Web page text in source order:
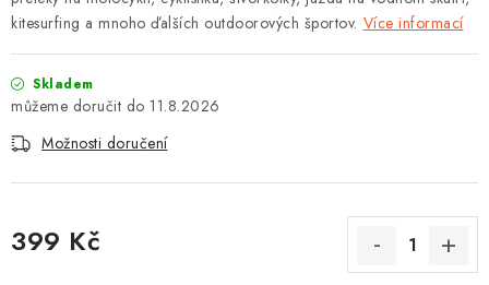
kitesurfing a mnoho ďalších outdoorových športov. Více informací
Skladem
11.8.2026
Možnosti doručení
399 Kč